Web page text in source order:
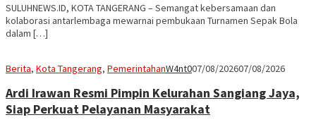
SULUHNEWS.ID, KOTA TANGERANG – Semangat kebersamaan dan
kolaborasi antarlembaga mewarnai pembukaan Turnamen Sepak Bola
dalam […]
Berita, Kota Tangerang, PemerintahanW4nt007/08/202607/08/2026
Ardi Irawan Resmi Pimpin Kelurahan Sangiang Jaya,
Siap Perkuat Pelayanan Masyarakat